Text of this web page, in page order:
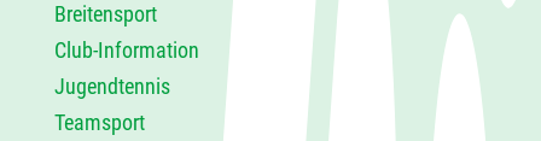
Breitensport
Club-Information
Jugendtennis
Teamsport